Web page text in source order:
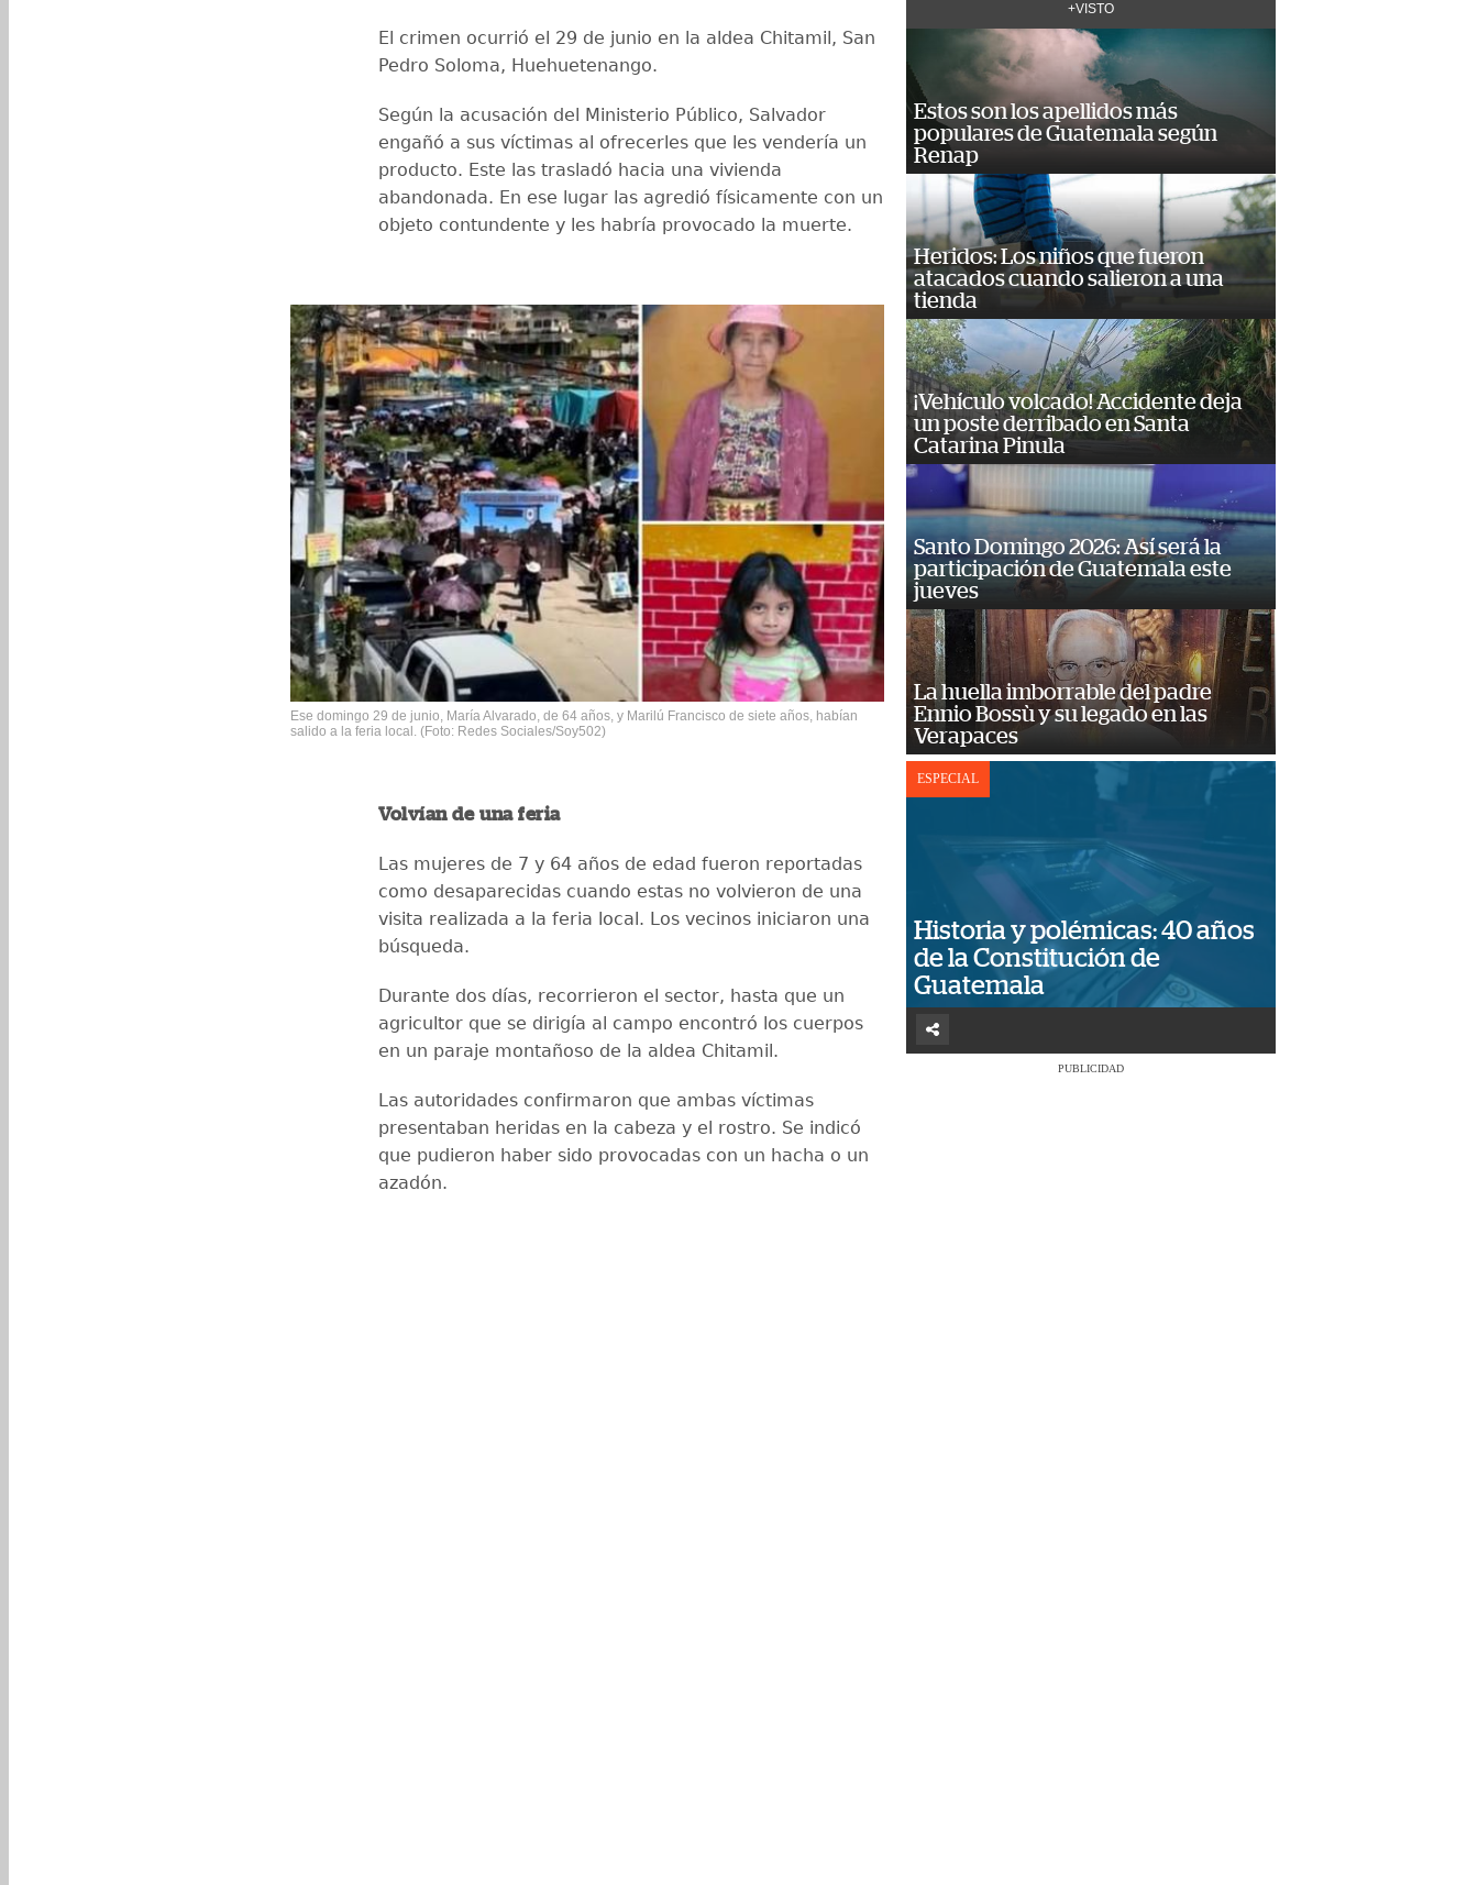
El crimen ocurrió el 29 de junio en la aldea Chitamil, San
Pedro Soloma, Huehuetenango.
Según la acusación del Ministerio Público, Salvador
engañó a sus víctimas al ofrecerles que les vendería un
producto. Este las trasladó hacia una vivienda
abandonada. En ese lugar las agredió físicamente con un
objeto contundente y les habría provocado la muerte.
Ese domingo 29 de junio, María Alvarado, de 64 años, y Marilú Francisco de siete años, habían
salido a la feria local. (Foto: Redes Sociales/Soy502)
Volvían de una feria
Las mujeres de 7 y 64 años de edad fueron reportadas
como desaparecidas cuando estas no volvieron de una
visita realizada a la feria local. Los vecinos iniciaron una
búsqueda.
Durante dos días, recorrieron el sector, hasta que un
agricultor que se dirigía al campo encontró los cuerpos
en un paraje montañoso de la aldea Chitamil.
Las autoridades confirmaron que ambas víctimas
presentaban heridas en la cabeza y el rostro. Se indicó
que pudieron haber sido provocadas con un hacha o un
azadón.
+VISTO
Estos son los apellidos más
populares de Guatemala según
Renap
Heridos: Los niños que fueron
atacados cuando salieron a una
tienda
¡Vehículo volcado! Accidente deja
un poste derribado en Santa
Catarina Pinula
Santo Domingo 2026: Así será la
participación de Guatemala este
jueves
La huella imborrable del padre
Ennio Bossù y su legado en las
Verapaces
ESPECIAL
Historia y polémicas: 40 años
de la Constitución de
Guatemala
PUBLICIDAD